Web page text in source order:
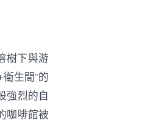
樹下與游
生間”的
強烈的自
咖啡館被